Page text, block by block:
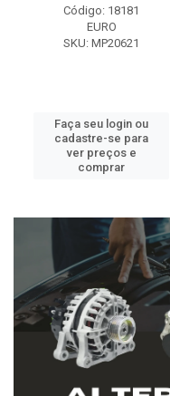
Código: 18181
EURO
SKU: MP20621
Faça seu login ou
cadastre-se para
ver preços e
comprar